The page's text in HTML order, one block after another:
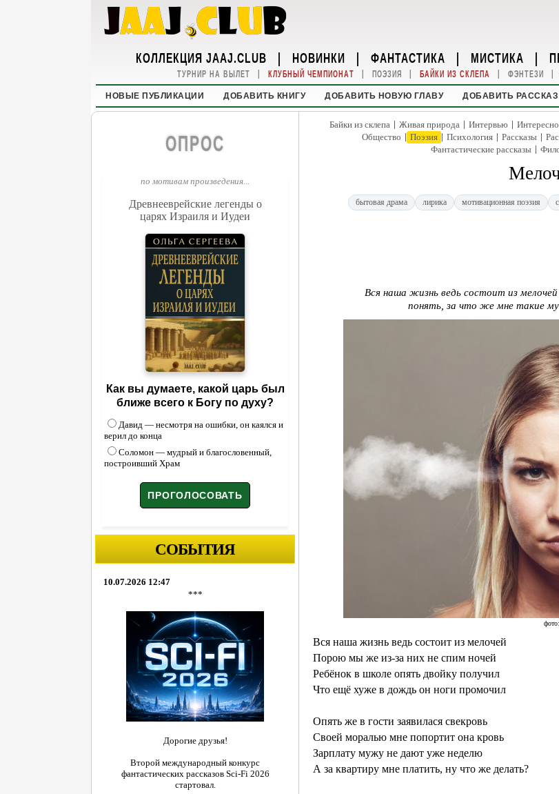
КОЛЛЕКЦИЯ JAAJ.CLUB | НОВИНКИ | ФАНТАСТИКА | МИСТИКА |
ТУРНИР НА ВЫЛЕТ | КЛУБНЫЙ ЧЕМПИОНАТ | ПОЭЗИЯ | БАЙКИ ИЗ СКЛЕПА | ФЭНТЕЗИ |
НОВЫЕ ПУБЛИКАЦИИ ДОБАВИТЬ КНИГУ ДОБАВИТЬ НОВУЮ ГЛАВУ ДОБАВИТЬ РАССКАЗ
ОПРОС
по мотивам произведения...
Древнееврейские легенды о
царях Израиля и Иудеи
Как вы думаете, какой царь был
ближе всего к Богу по духу?
Давид — несмотря на ошибки, он каялся и
верил до конца
Соломон — мудрый и благословенный,
построивший Храм
СОБЫТИЯ
10.07.2026 12:47
***
Дорогие друзья!
Второй международный конкурс
фантастических рассказов Sci-Fi 2026
стартовал.
Байки из склепа | Живая природа | Интервью |
Общество | Поэзия | Психология | Рассказы |
Фантастические рассказы |
бытовая драма лирика мотивационная поэзия
Вся наша жизнь ведь состоит из
понять, за что же мне такие
Вся наша жизнь ведь состоит из мелочей
Порою мы же из-за них не спим ночей
Ребёнок в школе опять двойку получил
Что ещё хуже в дождь он ноги промочил
Опять же в гости заявилася свекровь
Своей моралью мне попортит она кровь
Зарплату мужу не дают уже неделю
А за квартиру мне платить, ну что же делать?